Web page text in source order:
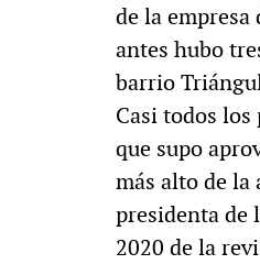
de la
antes hubo
barrio
Casi todos
que supo
más alto de la
presidenta de
2020 de la